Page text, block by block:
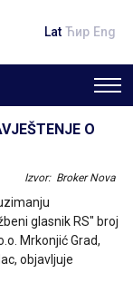
Lat Ћир Eng
O
Izvor: Broker Nova
glasnik RS" broj
Mrkonjić Grad,
objavljuje